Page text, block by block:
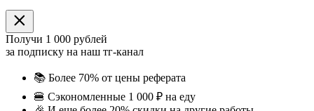
Получи 1 000 рублей
за подписку на наш тг-канал
📚 Более 70% от цены реферата
🍔 Сэкономленные 1 000 ₽ на еду